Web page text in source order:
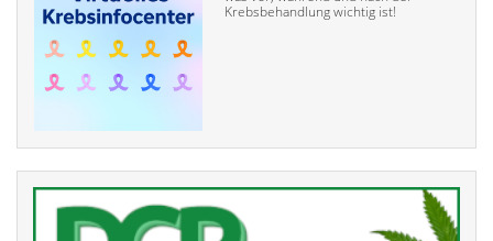
Krebsbehandlung wichtig ist!